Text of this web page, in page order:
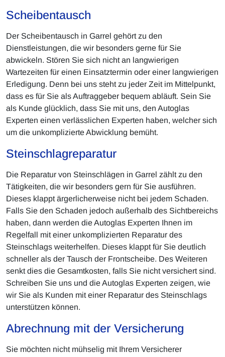
Scheibentausch
Der Scheibentausch in Garrel gehört zu den
Dienstleistungen, die wir besonders gerne für Sie
abwickeln. Stören Sie sich nicht an langwierigen
Wartezeiten für einen Einsatztermin oder einer langwierigen
Erledigung. Denn bei uns steht zu jeder Zeit im Mittelpunkt,
dass es für Sie als Auftraggeber bequem abläuft. Sein Sie
als Kunde glücklich, dass Sie mit uns, den Autoglas
Experten einen verlässlichen Experten haben, welcher sich
um die unkomplizierte Abwicklung bemüht.
Steinschlagreparatur
Die Reparatur von Steinschlägen in Garrel zählt zu den
Tätigkeiten, die wir besonders gern für Sie ausführen.
Dieses klappt ärgerlicherweise nicht bei jedem Schaden.
Falls Sie den Schaden jedoch außerhalb des Sichtbereichs
haben, dann werden die Autoglas Experten Ihnen im
Regelfall mit einer unkomplizierten Reparatur des
Steinschlags weiterhelfen. Dieses klappt für Sie deutlich
schneller als der Tausch der Frontscheibe. Des Weiteren
senkt dies die Gesamtkosten, falls Sie nicht versichert sind.
Schreiben Sie uns und die Autoglas Experten zeigen, wie
wir Sie als Kunden mit einer Reparatur des Steinschlags
unterstützen können.
Abrechnung mit der Versicherung
Sie möchten nicht mühselig mit Ihrem Versicherer